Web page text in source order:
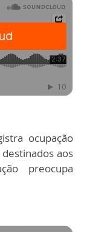
ocupação
aos
preocupa